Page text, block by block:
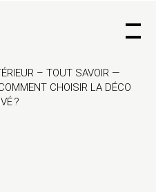
– TOUT SAVOIR —
CHOISIR LA DÉCO
?